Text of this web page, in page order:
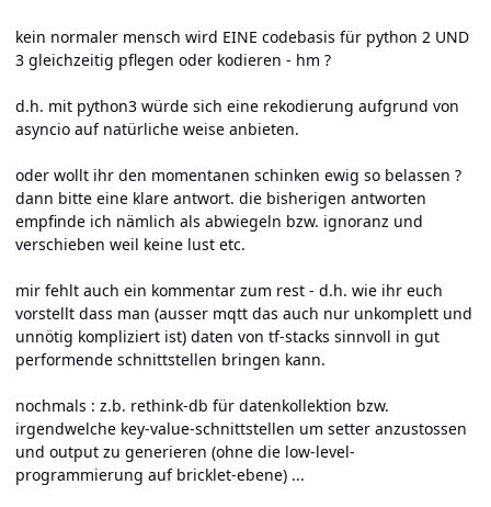
kein normaler mensch wird EINE codebasis für python 2 UND
3 gleichzeitig pflegen oder kodieren - hm ?
d.h. mit python3 würde sich eine rekodierung aufgrund von
asyncio auf natürliche weise anbieten.
oder wollt ihr den momentanen schinken ewig so belassen ?
dann bitte eine klare antwort. die bisherigen antworten
empfinde ich nämlich als abwiegeln bzw. ignoranz und
verschieben weil keine lust etc.
mir fehlt auch ein kommentar zum rest - d.h. wie ihr euch
vorstellt dass man (ausser mqtt das auch nur unkomplett und
unnötig kompliziert ist) daten von tf-stacks sinnvoll in gut
performende schnittstellen bringen kann.
nochmals : z.b. rethink-db für datenkollektion bzw.
irgendwelche key-value-schnittstellen um setter anzustossen
und output zu generieren (ohne die low-level-
programmierung auf bricklet-ebene) ...